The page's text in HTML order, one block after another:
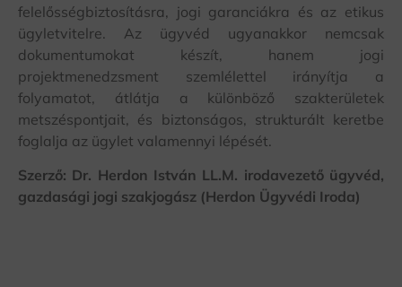
felelősségbiztosításra, jogi garanciákra és az etikus
ügyletvitelre. Az ügyvéd ugyanakkor nemcsak
dokumentumokat készít, hanem jogi
projektmenedzsment szemlélettel irányítja a
folyamatot, átlátja a különböző szakterületek
metszéspontjait, és biztonságos, strukturált keretbe
foglalja az ügylet valamennyi lépését.
Szerző: Dr. Herdon István LL.M. irodavezető ügyvéd,
gazdasági jogi szakjogász (Herdon Ügyvédi Iroda)